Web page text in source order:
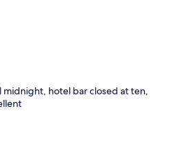
midnight, hotel bar closed at ten,